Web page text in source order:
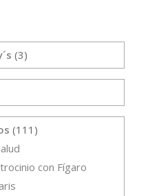
(3)
(111)
con Fígaro